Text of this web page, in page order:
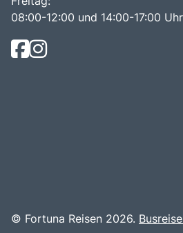
08:00-12:00 und 14:00-17:00 Uhr
© Fortuna Reisen 2026.